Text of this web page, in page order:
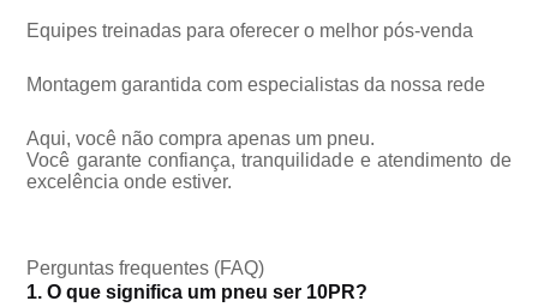
Equipes treinadas para oferecer o melhor pós-venda
Montagem garantida com especialistas da nossa rede
Aqui, você não compra apenas um pneu.
Você garante confiança, tranquilidade e atendimento de
excelência onde estiver.
Perguntas frequentes (FAQ)
1. O que significa um pneu ser 10PR?